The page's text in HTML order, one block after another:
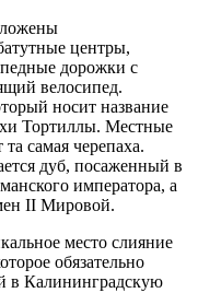
центры,
дорожки с
велосипед.
носит название
Тортиллы. Местные
самая черепаха.
дуб, посаженный в
императора, а
II Мировой.
место слияние
обязательно
в Калининградскую